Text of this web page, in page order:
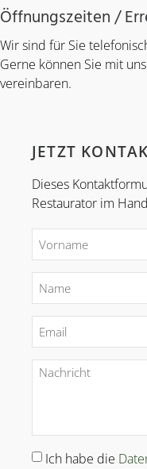
Öffnungszeiten /
Wir sind für Sie
Gerne können Sie mit
vereinbaren.
JETZT
Dieses
Restaurator im
Ich habe die